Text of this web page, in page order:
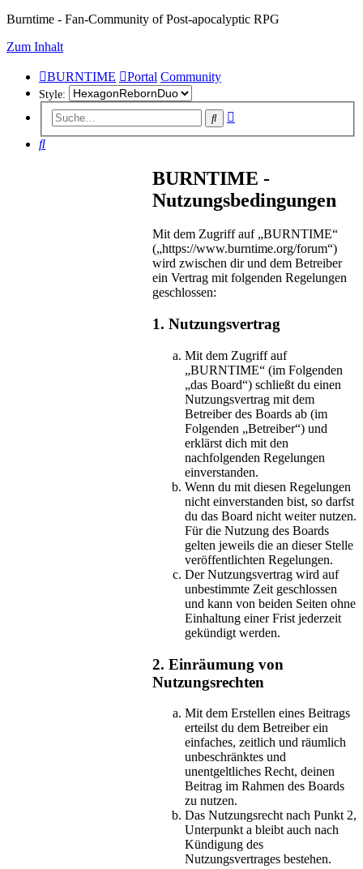
Burntime - Fan-Community of Post-apocalyptic RPG
Zum Inhalt
BURNTIME Portal Community
Style:
Suche
Suche
BURNTIME -
Nutzungsbedingungen
Mit dem Zugriff auf „BURNTIME“
(„https://www.burntime.org/forum“)
wird zwischen dir und dem Betreiber
ein Vertrag mit folgenden Regelungen
geschlossen:
1. Nutzungsvertrag
Mit dem Zugriff auf
„BURNTIME“ (im Folgenden
„das Board“) schließt du einen
Nutzungsvertrag mit dem
Betreiber des Boards ab (im
Folgenden „Betreiber“) und
erklärst dich mit den
nachfolgenden Regelungen
einverstanden.
Wenn du mit diesen Regelungen
nicht einverstanden bist, so darfst
du das Board nicht weiter nutzen.
Für die Nutzung des Boards
gelten jeweils die an dieser Stelle
veröffentlichten Regelungen.
Der Nutzungsvertrag wird auf
unbestimmte Zeit geschlossen
und kann von beiden Seiten ohne
Einhaltung einer Frist jederzeit
gekündigt werden.
2. Einräumung von
Nutzungsrechten
Mit dem Erstellen eines Beitrags
erteilst du dem Betreiber ein
einfaches, zeitlich und räumlich
unbeschränktes und
unentgeltliches Recht, deinen
Beitrag im Rahmen des Boards
zu nutzen.
Das Nutzungsrecht nach Punkt 2,
Unterpunkt a bleibt auch nach
Kündigung des
Nutzungsvertrages bestehen.